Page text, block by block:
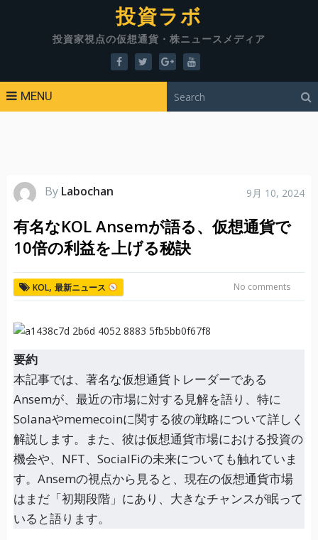
投資ラボ
投資家視点の仮想通貨・株ニュースメディア
MENU
By Labochan 9月 10, 2024
有名なKOL Ansemが語る、仮想通貨で
10倍の利益を上げる秘訣
KOL, 最新ニュース No comments
要約
本記事では、著名な仮想通貨トレーダーである
Ansemが、最近の市場に対する見解を語り、特に
Solanaやmemecoinに関する彼の戦略について詳しく
解説します。また、彼は仮想通貨市場における投資の
機会や、NFT、SocialFiの未来についても触れていま
す。Ansemの視点から見ると、現在の仮想通貨市場
はまだ「初期段階」にあり、大きなチャンスが眠って
いると語ります。